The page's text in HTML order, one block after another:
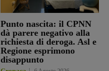
Punto nascita: il CPNN
dà parere negativo alla
richiesta di deroga. Asl e
Regione esprimono
disappunto